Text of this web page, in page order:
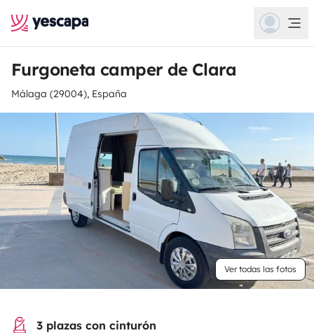
Furgoneta camper de Clara
Málaga (29004), España
Ver todas las fotos
3 plazas con cinturón